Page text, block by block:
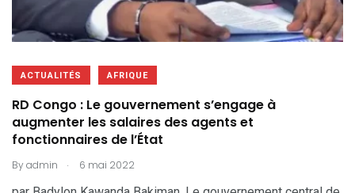
ACTUALITÉS AFRIQUE
RD Congo : Le gouvernement s’engage à
augmenter les salaires des agents et
fonctionnaires de l’État
Byadmin . 6 mai 2022